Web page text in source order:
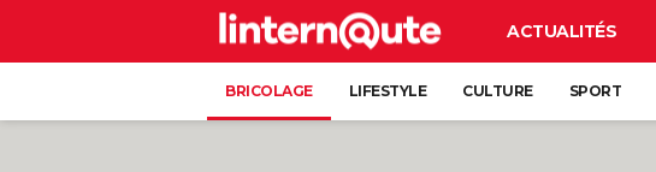
ACTUALITÉS
BRICOLAGE LIFESTYLE CULTURE SPORT